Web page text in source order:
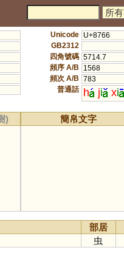
Unicode U+8766
GB2312
四角號碼 5714.7
頻序 A/B
1568
頻次 A/B 783
普通話 h ji xi
) 簡帛文字
部居
虫